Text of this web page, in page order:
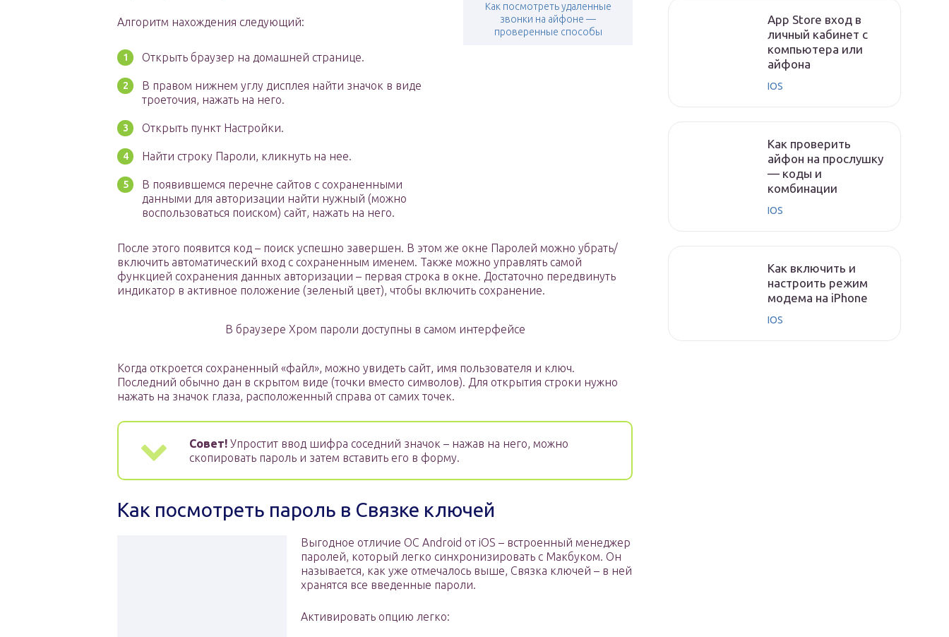
Как посмотреть удаленные
звонки на айфоне —
проверенные способы
Алгоритм нахождения следующий:
Открыть браузер на домашней странице.
В правом нижнем углу дисплея найти значок в виде
троеточия, нажать на него.
Открыть пункт Настройки.
Найти строку Пароли, кликнуть на нее.
В появившемся перечне сайтов с сохраненными
данными для авторизации найти нужный (можно
воспользоваться поиском) сайт, нажать на него.
После этого появится код – поиск успешно завершен. В этом же окне Паролей можно убрать/
включить автоматический вход с сохраненным именем. Также можно управлять самой
функцией сохранения данных авторизации – первая строка в окне. Достаточно передвинуть
индикатор в активное положение (зеленый цвет), чтобы включить сохранение.
В браузере Хром пароли доступны в самом интерфейсе
Когда откроется сохраненный «файл», можно увидеть сайт, имя пользователя и ключ.
Последний обычно дан в скрытом виде (точки вместо символов). Для открытия строки нужно
нажать на значок глаза, расположенный справа от самих точек.
Совет! Упростит ввод шифра соседний значок – нажав на него, можно
скопировать пароль и затем вставить его в форму.
Как посмотреть пароль в Связке ключей
Выгодное отличие ОС Android от iOS – встроенный менеджер
паролей, который легко синхронизировать с Макбуком. Он
называется, как уже отмечалось выше, Связка ключей – в ней
хранятся все введенные пароли.
Активировать опцию легко:
App Store вход в
личный кабинет с
компьютера или
айфона
IOS
Как проверить
айфон на прослушку
— коды и
комбинации
IOS
Как включить и
настроить режим
модема на iPhone
IOS